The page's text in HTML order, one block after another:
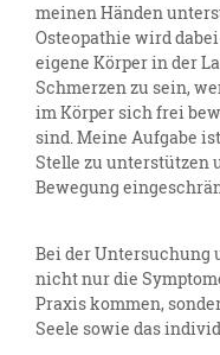
meinen Händen
Osteopathie wird
eigene Körper in der
Schmerzen zu sein,
im Körper sich frei
sind. Meine Aufgabe
Stelle zu unterstützen
Bewegung
Bei der Untersuchung
nicht nur die
Praxis kommen,
Seele sowie das